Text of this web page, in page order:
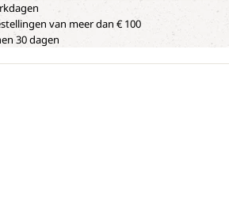
van meer dan € 100
30 dagen